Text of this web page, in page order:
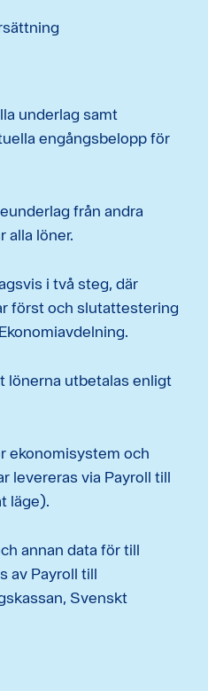
underlag samt
engångsbelopp för
från andra
alla löner.
i två steg, där
först och slutattestering
lönerna utbetalas enligt
ekonomisystem och
levereras via Payroll till
läge).
annan data för till
av Payroll till
Svenskt